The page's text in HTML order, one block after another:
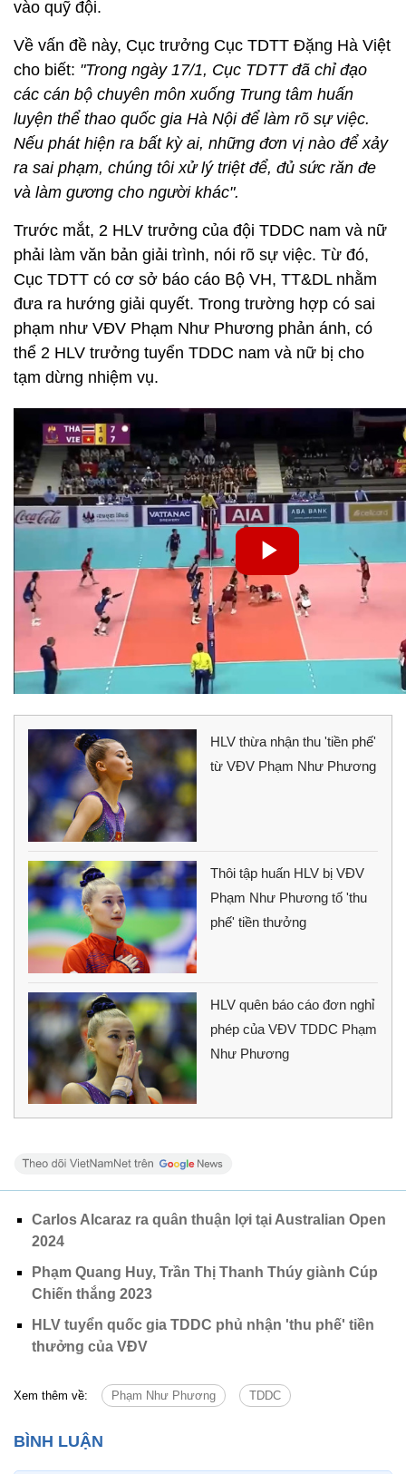
vào quỹ đội.
Về vấn đề này, Cục trưởng Cục TDTT Đặng Hà Việt
cho biết: "Trong ngày 17/1, Cục TDTT đã chỉ đạo
các cán bộ chuyên môn xuống Trung tâm huấn
luyện thể thao quốc gia Hà Nội để làm rõ sự việc.
Nếu phát hiện ra bất kỳ ai, những đơn vị nào để xảy
ra sai phạm, chúng tôi xử lý triệt để, đủ sức răn đe
và làm gương cho người khác".
Trước mắt, 2 HLV trưởng của đội TDDC nam và nữ
phải làm văn bản giải trình, nói rõ sự việc. Từ đó,
Cục TDTT có cơ sở báo cáo Bộ VH, TT&DL nhằm
đưa ra hướng giải quyết. Trong trường hợp có sai
phạm như VĐV Phạm Như Phương phản ánh, có
thể 2 HLV trưởng tuyển TDDC nam và nữ bị cho
tạm dừng nhiệm vụ.
HLV thừa nhận thu 'tiền phế'
từ VĐV Phạm Như Phương
Thôi tập huấn HLV bị VĐV
Phạm Như Phương tố 'thu
phế' tiền thưởng
HLV quên báo cáo đơn nghỉ
phép của VĐV TDDC Phạm
Như Phương
Carlos Alcaraz ra quân thuận lợi tại Australian Open
2024
Phạm Quang Huy, Trần Thị Thanh Thúy giành Cúp
Chiến thắng 2023
HLV tuyển quốc gia TDDC phủ nhận 'thu phế' tiền
thưởng của VĐV
Xem thêm về: Phạm Như Phương TDDC